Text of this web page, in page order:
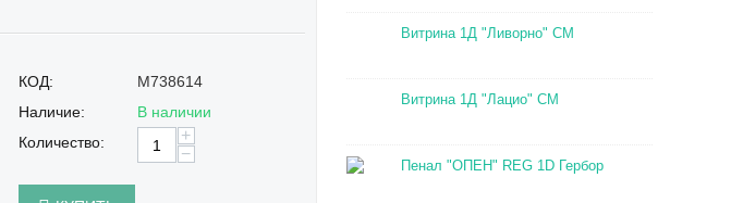
КОД:
M738614
Наличие:
В наличии
Количество:
+
−
Витрина 1Д "Ливорно" СМ
Витрина 1Д "Лацио" СМ
Пенал "ОПЕН" REG 1D Гербор